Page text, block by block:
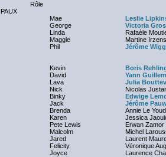
Rôle
Mae
Leslie
George
Victoria
Linda
Rafaèle
Maggie
Martine
Phil
Jérôme
Kevin
Boris
David
Yann
Lava
Julia
Nick
Nicolas
Binky
Edwige
Jack
Jérôme
Brenda
Annie Le
Karen
Jessica
Pete Lewis
Erwan Zamor
Malcolm
Michel
Jared
Laurent
Felicity
Véronique
Joyce Laurence